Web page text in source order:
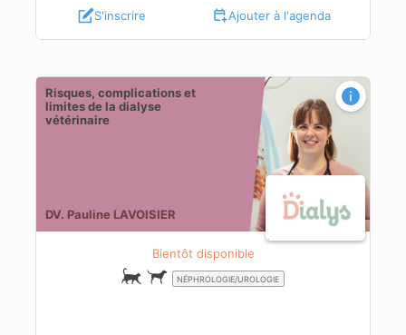
S'inscrire Ajouter à l'agenda
Risques, complications et
limites de la dialyse
vétérinaire
DV. Pauline LAVOISIER
Bientôt disponible
NÉPHROLOGIE/UROLOGIE